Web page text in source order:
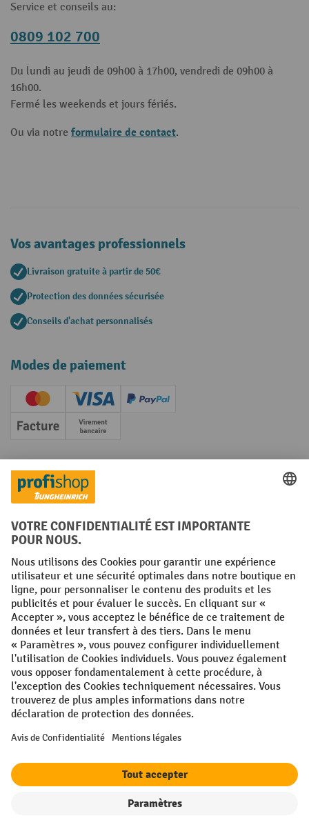
Service et conseils au:
0809 102 700
Du lundi au jeudi de 09h00 à 17h00, vendredi de 09h00 à
16h00.
Fermé les weekends et jours fériés.
Ou via notre formulaire de contact.
Vos avantages professionnels
Livraison gratuite à partir de 50€
Protection des données sécurisée
Conseils d'achat personnalisés
Modes de paiement
Creditcard (Master)Creditcard (Visa)
PayPal
Facture Paiement anticipé
Réseaux sociaux
Facebook
YouTube
LinkedInInstagram
Conditions générales Mentions légales
Protection des Données Politique de cookies
All prices excl. VAT plusshipping costsand possible delivery charges,
if not stated otherwise.
¹ La remise est valable jusqu'à épuisement des stocks. La remise ne
s'applique pas aux prix spéciaux. Il n'est pas possible de le combiner
avec d'autres réductions en pourcentage ou bons de réduction. | ² Une
réduction unique est offerte lors de la première inscription à la
toute commande d'un montant net minimum de 250 €. Le pourcentage
jusqu'à 10 %. Les transpalettes électriques, les gerbeurs électriques,
les chariots élévateurs électriques et l'outillage sont exclus de cette